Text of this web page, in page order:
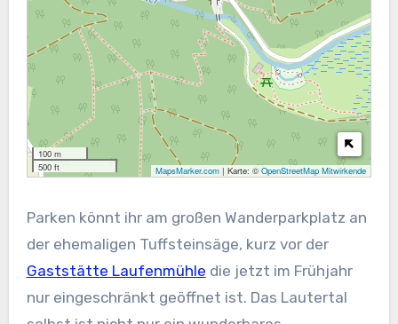
100 m
500 ft
MapsMarker.com | Karte: ©OpenStreetMap Mitwirkende
Parken könnt ihr am großen Wanderparkplatz an
der ehemaligen Tuffsteinsäge, kurz vor der
Gaststätte Laufenmühle die jetzt im Frühjahr
nur eingeschränkt geöffnet ist. Das Lautertal